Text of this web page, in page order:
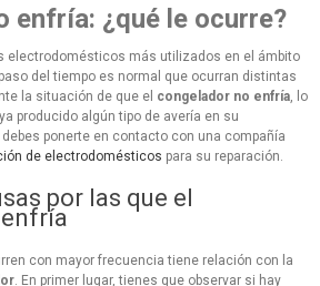
enfría: ¿qué le ocurre?
electrodomésticos más utilizados en el ámbito
del tiempo es normal que ocurran distintas
la situación de que el congelador no enfría , lo
producido algún tipo de avería en su
ponerte en contacto con una compañía
de electrodomésticos para su reparación.
por las que el
con mayor frecuencia tiene relación con la
. En primer lugar, tienes que observar si hay